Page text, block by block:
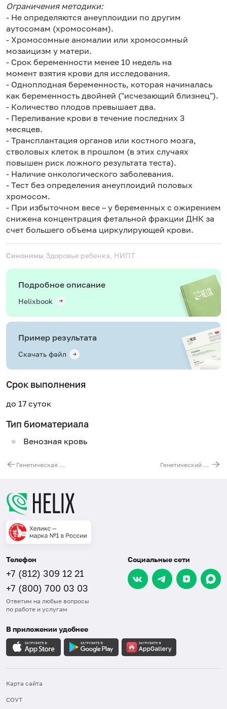
Ограничения методики:
- Не определяются анеуплоидии по другим
аутосомам (хромосомам).
- Хромосомные аномалии или хромосомный
мозаицизм у матери.
- Срок беременности менее 10 недель на
момент взятия крови для исследования.
- Одноплодная беременность, которая начиналась
как беременность двойней ("исчезающий близнец").
- Количество плодов превышает два.
- Переливание крови в течение последних 3
месяцев.
- Трансплантация органов или костного мозга,
стволовых клеток в прошлом (в этих случаях
повышен риск ложного результата теста).
- Наличие онкологического заболевания.
- Тест без определения анеуплоидий половых
хромосом.
- При избыточном весе – у беременных с ожирением
снижена концентрация фетальной фракции ДНК за
счет большего объема циркулирующей крови.
Синонимы Здоровье ребенка, НИПТ
Подробное описание
Helixbook
Пример результата
Скачать файл
Срок выполнения
до 17 суток
Тип биоматериала
Венозная кровь
Генетическая диагностика фенилкетонурии. Анализ гена РАН Генетический паспорт «Развитие ребенка (12 генов)»
Телефон
+7 (812) 309 12 21
+7 (800) 700 03 03
Ответим на любые вопросы
по работе и услугам
Социальные сети
В приложении удобнее
Карта сайта
СОУТ